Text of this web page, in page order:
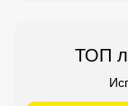
ТОП